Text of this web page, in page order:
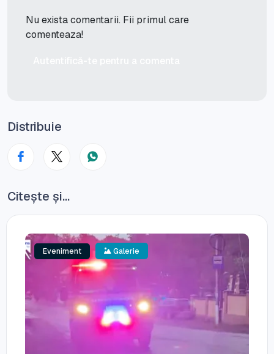
Nu exista comentarii. Fii primul care
comenteaza!
Distribuie
Citește și...
Eveniment Galerie